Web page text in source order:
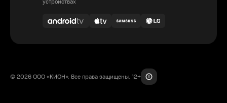
устройствах
© 2026 ООО «КИОН». Все права защищены. 12+